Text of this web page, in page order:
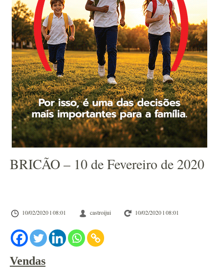
BRICÃO – 10 de Fevereiro de 2020
10/02/2020 l 08:01 castroijui 10/02/2020 l 08:01
Vendas